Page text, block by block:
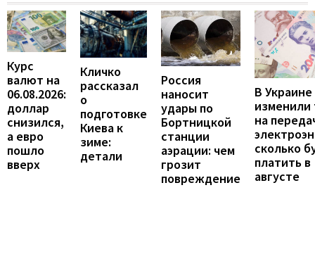
Курс
валют на
06.08.2026:
доллар
снизился,
а евро
пошло
вверх
Кличко
рассказал
о
подготовке
Киева к
зиме:
детали
Россия
наносит
удары по
Бортницкой
станции
аэрации: чем
грозит
повреждение
В Украине
на
сколько
платить в
августе